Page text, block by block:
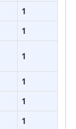
1
1
1
1
1
1